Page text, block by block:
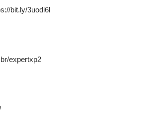
bit.ly/3uodi6l
expertxp2